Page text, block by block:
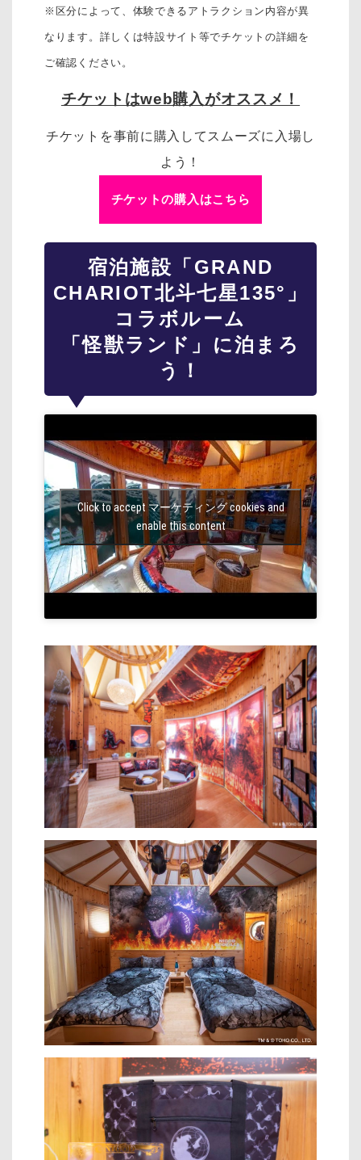
※区分によって、体験できるアトラクション内容が異
なります。詳しくは特設サイト等でチケットの詳細を
ご確認ください。
チケットはweb購入がオススメ！
チケットを事前に購入してスムーズに入場し
よう！
チケットの購入はこちら
宿泊施設「GRAND
CHARIOT北斗七星135°」
コラボルーム
「怪獣ランド」に泊まろ
う！
Click to accept マーケティング cookies and
enable this content